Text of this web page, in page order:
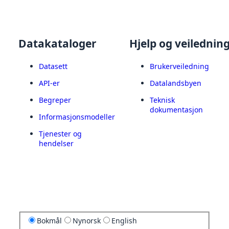
Datakataloger
Datasett
API-er
Begreper
Informasjonsmodeller
Tjenester og
hendelser
Hjelp og
Brukerveiledning
Datalandsbyen
Teknisk
dokumentasjon
Bokmål Nynorsk English